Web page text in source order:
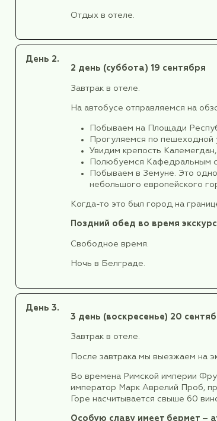
Размещение в отеле
Расположен в
На всей
Номера
Приветственный
Именно здесь мы
историческое
Возвращение в отель.
2 день(суббота) 19
На автобусе
Побываем на